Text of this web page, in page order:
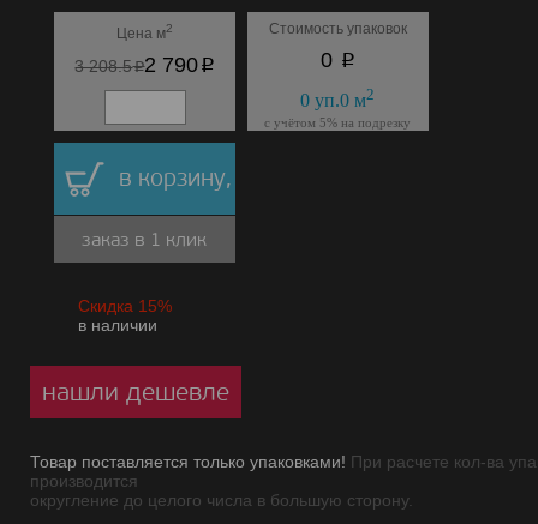
Цена м2
3 208.5p2 790p
Стоимость упаковок
0 p
0 уп.0 м2
с учётом 5% на подрезку
в корзину,
заказ в 1 клик
Скидка 15%
в наличии
нашли дешевле
Товар поставляется только упаковками! При расчете кол-ва
производится
округление до целого числа в большую сторону.